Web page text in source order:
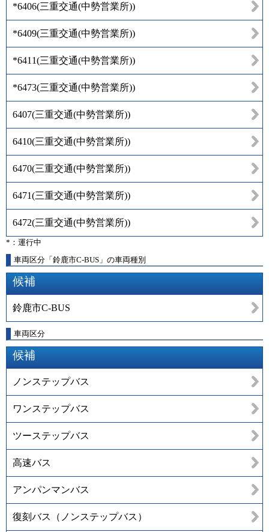
*6406(三重交通(中勢営業所))
*6409(三重交通(中勢営業所))
*6411(三重交通(中勢営業所))
*6473(三重交通(中勢営業所))
6407(三重交通(中勢営業所))
6410(三重交通(中勢営業所))
6470(三重交通(中勢営業所))
6471(三重交通(中勢営業所))
6472(三重交通(中勢営業所))
*：運行中
車両区分「鈴鹿市C-BUS」の車両種別
候補
鈴鹿市C-BUS
車両区分
候補
ノンステップバス
ワンステップバス
ツーステップバス
高速バス
アンパンマンバス
復刻バス（ノンステップバス）